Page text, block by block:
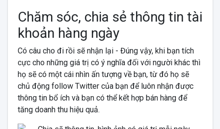
Chăm sóc, chia sẻ thông tin tài
khoản hàng ngày
Có câu cho đi rồi sẽ nhận lại - Đúng vậy, khi bạn tích
cực cho những giá trị có ý nghĩa đối với người khác thì
họ sẽ có một cái nhìn ấn tượng về bạn, từ đó họ sẽ
chủ động follow Twitter của bạn để luôn nhận được
thông tin bổ ích và bạn có thể kết hợp bán hàng để
tăng doanh thu hiệu quả.